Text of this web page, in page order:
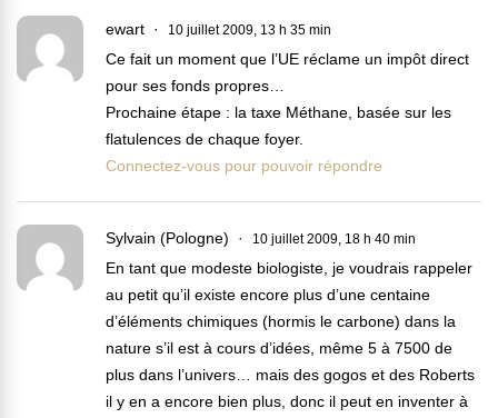
ewart 10 juillet 2009, 13 h 35 min
Ce fait un moment que l’UE réclame un impôt direct
pour ses fonds propres…
Prochaine étape : la taxe Méthane, basée sur les
flatulences de chaque foyer.
Connectez-vous pour pouvoir répondre
Sylvain (Pologne) 10 juillet 2009, 18 h 40 min
En tant que modeste biologiste, je voudrais rappeler
au petit qu’il existe encore plus d’une centaine
d’éléments chimiques (hormis le carbone) dans la
nature s’il est à cours d’idées, même 5 à 7500 de
plus dans l’univers… mais des gogos et des Roberts
il y en a encore bien plus, donc il peut en inventer à